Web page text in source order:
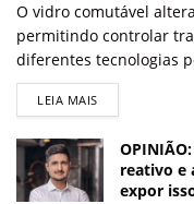
O vidro comutável
permitindo controlar
diferentes tecnologias
LEIA MAIS
reativo e
expor